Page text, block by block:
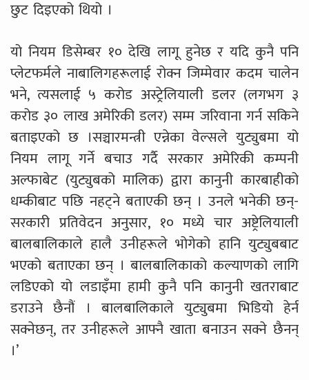
छुट दिइएको थियो ।
यो नियम डिसेम्बर १० देखि लागू हुनेछ र यदि कुनै पनि
प्लेटफर्मले नाबालिगहरूलाई रोक्न जिम्मेवार कदम चालेन
भने, त्यसलाई ५ करोड अस्ट्रेलियाली डलर (लगभग ३
करोड ३० लाख अमेरिकी डलर) सम्म जरिवाना गर्न सकिने
बताइएको छ ।सञ्चारमन्त्री एन्नेका वेल्सले युट्युबमा यो
नियम लागू गर्ने बचाउ गर्दै सरकार अमेरिकी कम्पनी
अल्फाबेट (युट्युबको मालिक) द्वारा कानुनी कारबाहीको
धम्कीबाट पछि नहट्ने बताएकी छन् । उनले भनेकी छन्-
सरकारी प्रतिवेदन अनुसार, १० मध्ये चार अष्ट्रेलियाली
बालबालिकाले हालै उनीहरूले भोगेको हानि युट्युबबाट
भएको बताएका छन् । बालबालिकाको कल्याणको लागि
लडिएको यो लडाइँमा हामी कुनै पनि कानुनी खतराबाट
डराउने छैनौं । बालबालिकाले युट्युबमा भिडियो हेर्न
सक्नेछन्, तर उनीहरूले आफ्नै खाता बनाउन सक्ने छैनन्
।’